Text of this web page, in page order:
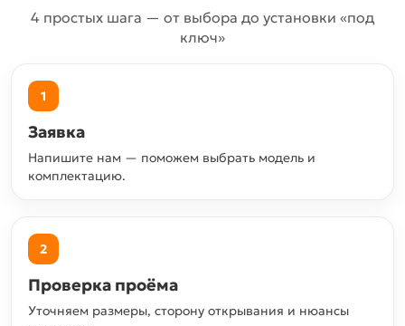
4 простых шага — от выбора до установки «под
ключ»
1
Заявка
Напишите нам — поможем выбрать модель и
комплектацию.
2
Проверка проёма
Уточняем размеры, сторону открывания и нюансы